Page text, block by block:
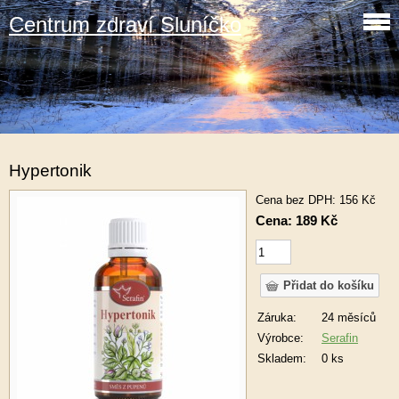
Centrum zdraví Sluníčko
Hypertonik
Cena bez DPH: 156 Kč
Cena: 189 Kč
Záruka:
24 měsíců
Výrobce:
Serafin
Skladem:
0 ks